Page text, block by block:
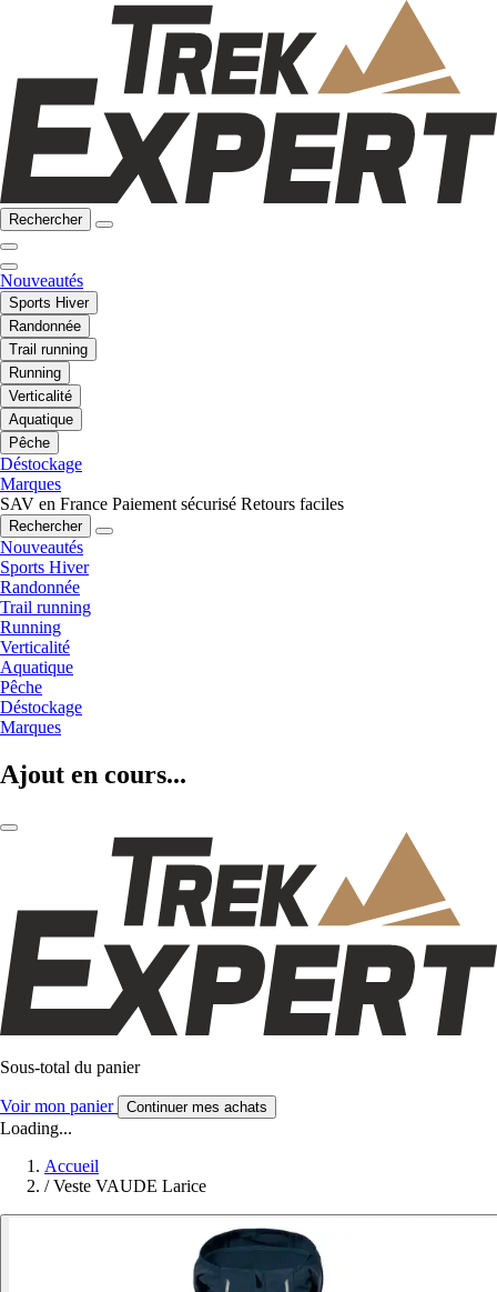
Rechercher
Nouveautés
Sports Hiver
Randonnée
Trail running
Running
Verticalité
Aquatique
Pêche
Déstockage
Marques
SAV en France Paiement sécurisé Retours faciles
Rechercher
Nouveautés
Sports Hiver
Randonnée
Trail running
Running
Verticalité
Aquatique
Pêche
Déstockage
Marques
Ajout en cours...
Sous-total du panier
Voir mon panier Continuer mes achats
Loading...
Accueil
/ Veste VAUDE Larice